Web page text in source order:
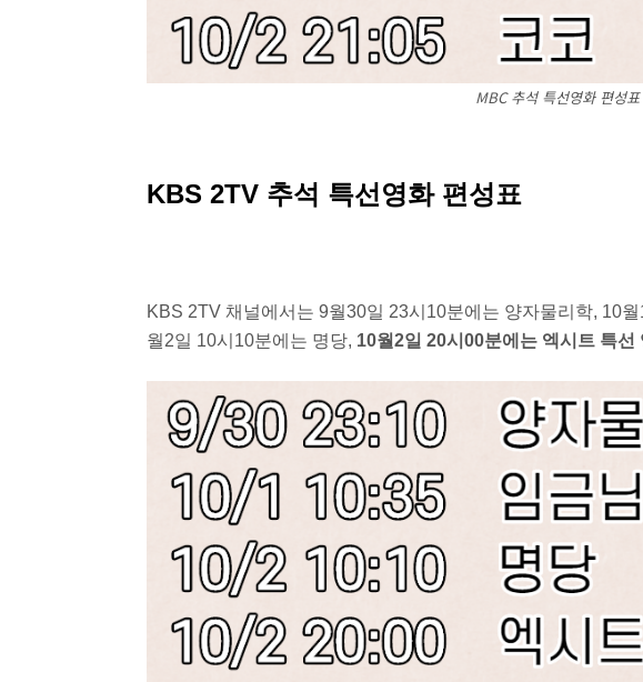
MBC 추석 특선영화 편성표
KBS 2TV 추석 특선영화 편성표
KBS 2TV 채널에서는 9월30일 23시10분에는 양자물리학, 10
월2일 10시10분에는 명당, 10월2일 20시00분에는 엑시트 특선